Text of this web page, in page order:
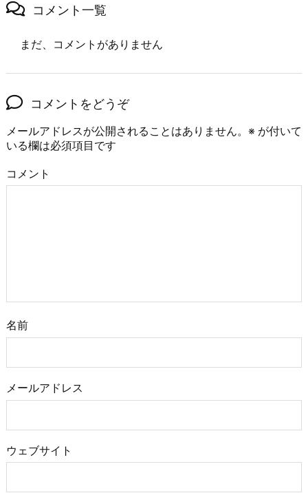
コメント一覧
まだ、コメントがありません
コメントをどうぞ
メールアドレスが公開されることはありません。 ※ が付いて
いる欄は必須項目です
コメント
名前
メールアドレス
ウェブサイト